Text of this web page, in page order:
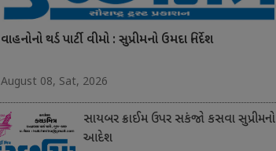
વાહનોનો થર્ડ પાર્ટી વીમો : સુપ્રીમનો ઉમદા નિર્દેશ
August 08, Sat, 2026
સાયબર ક્રાઈમ ઉપર સકંજો કસવા સુપ્રીમનો
આદેશ